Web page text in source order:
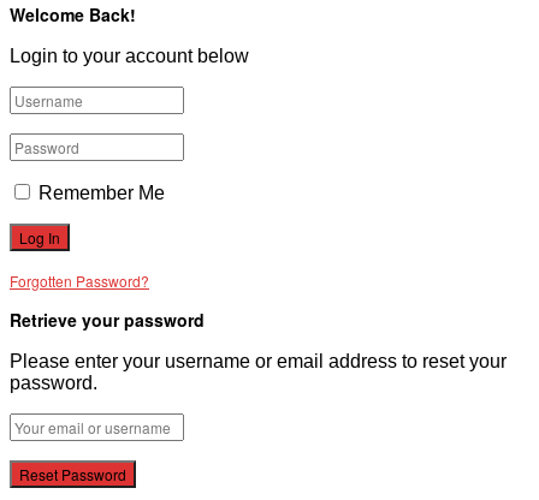
Welcome Back!
Login to your account below
Remember Me
Forgotten Password?
Retrieve your password
Please enter your username or email address to reset your
password.